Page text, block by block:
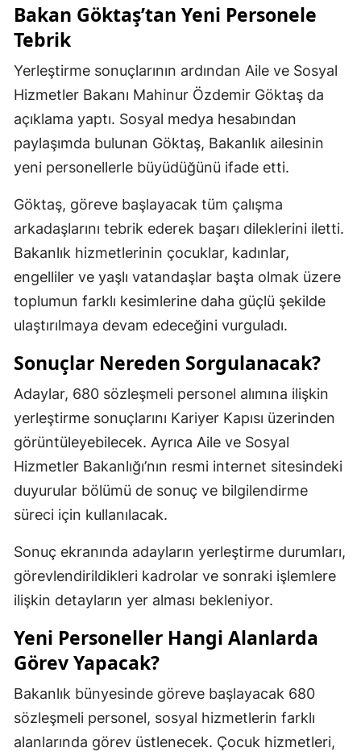
Bakan Göktaş’tan Yeni Personele
Tebrik
Yerleştirme sonuçlarının ardından Aile ve Sosyal
Hizmetler Bakanı Mahinur Özdemir Göktaş da
açıklama yaptı. Sosyal medya hesabından
paylaşımda bulunan Göktaş, Bakanlık ailesinin
yeni personellerle büyüdüğünü ifade etti.
Göktaş, göreve başlayacak tüm çalışma
arkadaşlarını tebrik ederek başarı dileklerini iletti.
Bakanlık hizmetlerinin çocuklar, kadınlar,
engelliler ve yaşlı vatandaşlar başta olmak üzere
toplumun farklı kesimlerine daha güçlü şekilde
ulaştırılmaya devam edeceğini vurguladı.
Sonuçlar Nereden Sorgulanacak?
Adaylar, 680 sözleşmeli personel alımına ilişkin
yerleştirme sonuçlarını Kariyer Kapısı üzerinden
görüntüleyebilecek. Ayrıca Aile ve Sosyal
Hizmetler Bakanlığı’nın resmi internet sitesindeki
duyurular bölümü de sonuç ve bilgilendirme
süreci için kullanılacak.
Sonuç ekranında adayların yerleştirme durumları,
görevlendirildikleri kadrolar ve sonraki işlemlere
ilişkin detayların yer alması bekleniyor.
Yeni Personeller Hangi Alanlarda
Görev Yapacak?
Bakanlık bünyesinde göreve başlayacak 680
sözleşmeli personel, sosyal hizmetlerin farklı
alanlarında görev üstlenecek. Çocuk hizmetleri,